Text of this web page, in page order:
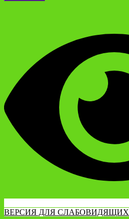
ВЕРСИЯ ДЛЯ СЛАБОВИДЯЩИХ